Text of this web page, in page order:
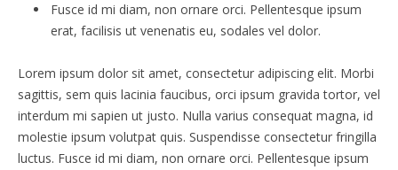
Fusce id mi diam, non ornare orci. Pellentesque ipsum
erat, facilisis ut venenatis eu, sodales vel dolor.
Lorem ipsum dolor sit amet, consectetur adipiscing elit. Morbi
sagittis, sem quis lacinia faucibus, orci ipsum gravida tortor, vel
interdum mi sapien ut justo. Nulla varius consequat magna, id
molestie ipsum volutpat quis. Suspendisse consectetur fringilla
luctus. Fusce id mi diam, non ornare orci. Pellentesque ipsum